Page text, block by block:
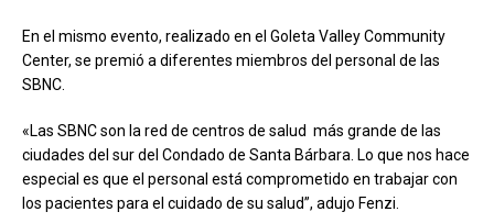
En el mismo evento, realizado en el Goleta Valley Community
Center, se premió a diferentes miembros del personal de las
SBNC.
«Las SBNC son la red de centros de salud más grande de las
ciudades del sur del Condado de Santa Bárbara. Lo que nos hace
especial es que el personal está comprometido en trabajar con
los pacientes para el cuidado de su salud”, adujo Fenzi.